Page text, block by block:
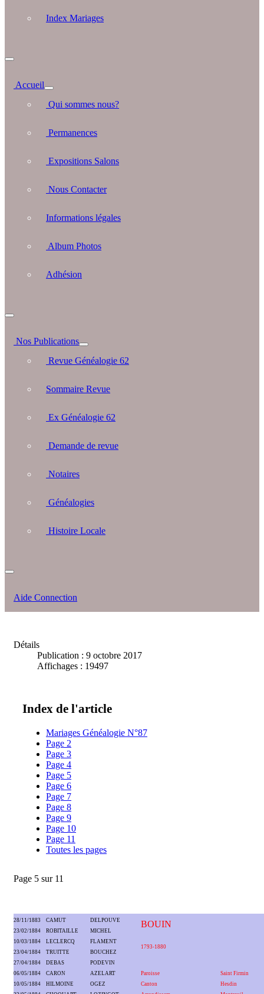
Index Mariages
Accueil
Qui sommes nous?
Permanences
Expositions Salons
Nous Contacter
Informations légales
Album Photos
Adhésion
Nos Publications
Revue Généalogie 62
Sommaire Revue
Ex Généalogie 62
Demande de revue
Notaires
Généalogies
Histoire Locale
Aide Connection
Détails
Publication : 9 octobre 2017
Affichages : 19497
Index de l'article
Mariages Généalogie N°87
Page 2
Page 3
Page 4
Page 5
Page 6
Page 7
Page 8
Page 9
Page 10
Page 11
Toutes les pages
Page 5 sur 11
28/11/1883 CAMUT DELPOUVE BOUIN
23/02/1884 ROBITAILLE
MICHEL
10/03/1884
LECLERCQ
FLAMENT
1793-1880
23/04/1884
TRUITTE
BOUCHEZ
27/04/1884
DEBAS
PODEVIN
06/05/1884
CARON AZELART Paroisse
Saint Firmin
10/05/1884
HILMOINE OGEZ Canton
Hesdin